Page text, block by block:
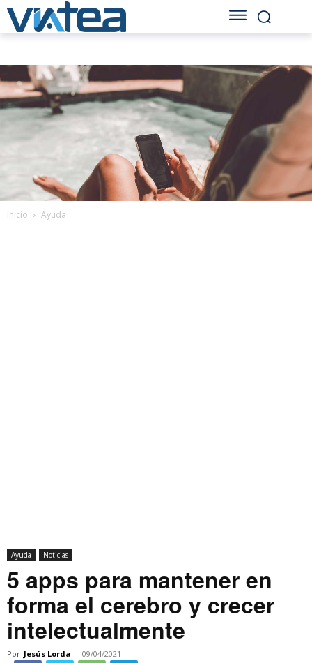
Inicio Ayuda
Ayuda Noticias
5 apps para mantener en
forma el cerebro y crecer
intelectualmente
Por Jesús Lorda - 09/04/2021